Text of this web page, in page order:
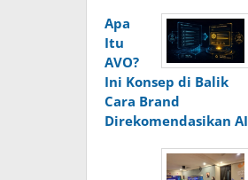
Apa
Itu
AVO?
Ini Konsep di Balik
Cara Brand
Direkomendasikan AI